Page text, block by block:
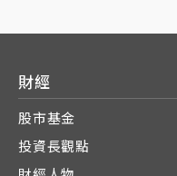
財經
股市基金
投資長觀點